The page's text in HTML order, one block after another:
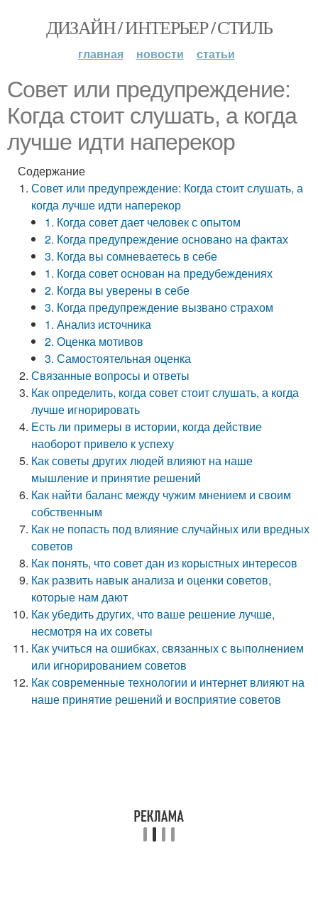
ДИЗАЙН / ИНТЕРЬЕР / СТИЛЬ
главная новости статьи
Совет или предупреждение:
Когда стоит слушать, а когда
лучше идти наперекор
Содержание
Совет или предупреждение: Когда стоит слушать, а
когда лучше идти наперекор
1. Когда совет дает человек с опытом
2. Когда предупреждение основано на фактах
3. Когда вы сомневаетесь в себе
1. Когда совет основан на предубеждениях
2. Когда вы уверены в себе
3. Когда предупреждение вызвано страхом
1. Анализ источника
2. Оценка мотивов
3. Самостоятельная оценка
Связанные вопросы и ответы
Как определить, когда совет стоит слушать, а когда
лучше игнорировать
Есть ли примеры в истории, когда действие
наоборот привело к успеху
Как советы других людей влияют на наше
мышление и принятие решений
Как найти баланс между чужим мнением и своим
собственным
Как не попасть под влияние случайных или вредных
советов
Как понять, что совет дан из корыстных интересов
Как развить навык анализа и оценки советов,
которые нам дают
Как убедить других, что ваше решение лучше,
несмотря на их советы
Как учиться на ошибках, связанных с выполнением
или игнорированием советов
Как современные технологии и интернет влияют на
наше принятие решений и восприятие советов